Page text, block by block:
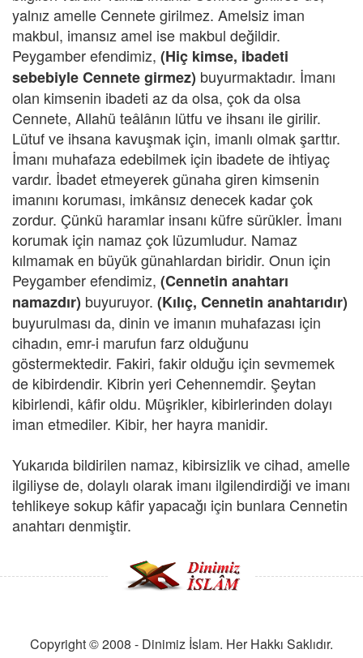
yalnız amelle Cennete girilmez. Amelsiz iman
makbul, imansız amel ise makbul değildir.
Peygamber efendimiz, (Hiç kimse, ibadeti
sebebiyle Cennete girmez) buyurmaktadır. İmanı
olan kimsenin ibadeti az da olsa, çok da olsa
Cennete, Allahü teâlânın lütfu ve ihsanı ile girilir.
Lütuf ve ihsana kavuşmak için, imanlı olmak şarttır.
İmanı muhafaza edebilmek için ibadete de ihtiyaç
vardır. İbadet etmeyerek günaha giren kimsenin
imanını koruması, imkânsız denecek kadar çok
zordur. Çünkü haramlar insanı küfre sürükler. İmanı
korumak için namaz çok lüzumludur. Namaz
kılmamak en büyük günahlardan biridir. Onun için
Peygamber efendimiz, (Cennetin anahtarı
namazdır) buyuruyor. (Kılıç, Cennetin anahtarıdır)
buyurulması da, dinin ve imanın muhafazası için
cihadın, emr-i marufun farz olduğunu
göstermektedir. Fakiri, fakir olduğu için sevmemek
de kibirdendir. Kibrin yeri Cehennemdir. Şeytan
kibirlendi, kâfir oldu. Müşrikler, kibirlerinden dolayı
iman etmediler. Kibir, her hayra manidir.
Yukarıda bildirilen namaz, kibirsizlik ve cihad, amelle
ilgiliyse de, dolaylı olarak imanı ilgilendirdiği ve imanı
tehlikeye sokup kâfir yapacağı için bunlara Cennetin
anahtarı denmiştir.
Copyright © 2008 - Dinimiz İslam. Her Hakkı Saklıdır.